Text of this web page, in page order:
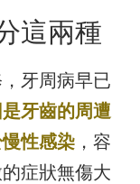
這兩種
牙周病早已
牙齒的周遭
性感染 ，容
症狀無傷大